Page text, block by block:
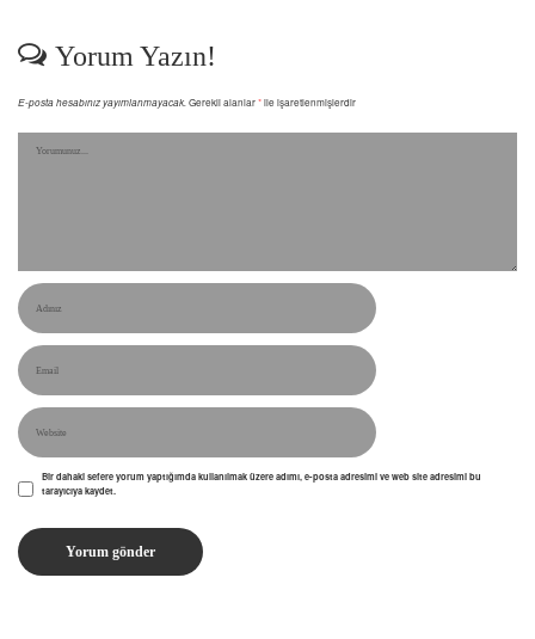
Yorum Yazın!
E-posta hesabınız yayımlanmayacak. Gerekli alanlar*ile işaretlenmişlerdir
Bir dahaki sefere yorum yaptığımda kullanılmak üzere adımı, e-posta adresimi ve web site adresimi bu
tarayıcıya kaydet.